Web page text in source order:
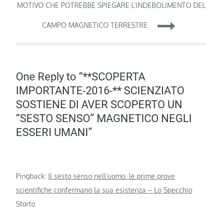
MOTIVO CHE POTREBBE SPIEGARE L’INDEBOLIMENTO DEL
CAMPO MAGNETICO TERRESTRE
One Reply to “**SCOPERTA
IMPORTANTE-2016-** SCIENZIATO
SOSTIENE DI AVER SCOPERTO UN
“SESTO SENSO” MAGNETICO NEGLI
ESSERI UMANI”
Pingback: Il sesto senso nell’uomo: le prime prove
scientifiche confermano la sua esistenza – Lo Specchio
Storto